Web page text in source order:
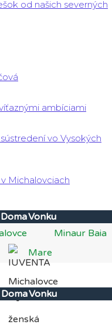
od našich severných
ambíciami
vo Vysokých
Michalovciach
DomaVonku
Minaur Baia
Mare
DomaVonku